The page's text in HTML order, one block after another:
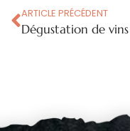
ARTICLE PRÉCÉDENT
Dégustation de